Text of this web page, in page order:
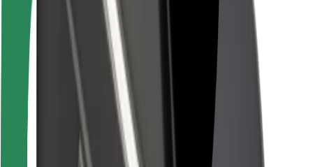
Fahrgast-Sicherheit
Fahrer-Sicherheit
E-Scooter-Sicherheit
Sicherheitslabor
Standorte